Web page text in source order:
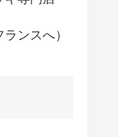
ンスへ）